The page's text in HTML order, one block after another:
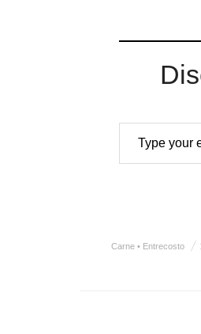
Type your email…
Carne • Entrecosto